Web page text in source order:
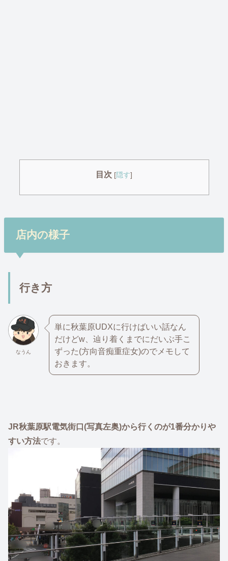
目次 [隠す]
店内の様子
行き方
なうん
単に秋葉原UDXに行けばいい話なん
だけどw、辿り着くまでにだいぶ手こ
ずった(方向音痴重症女)のでメモして
おきます。
JR秋葉原駅電気街口(写真左奥)から行くのが1番分かりや
すい方法です。